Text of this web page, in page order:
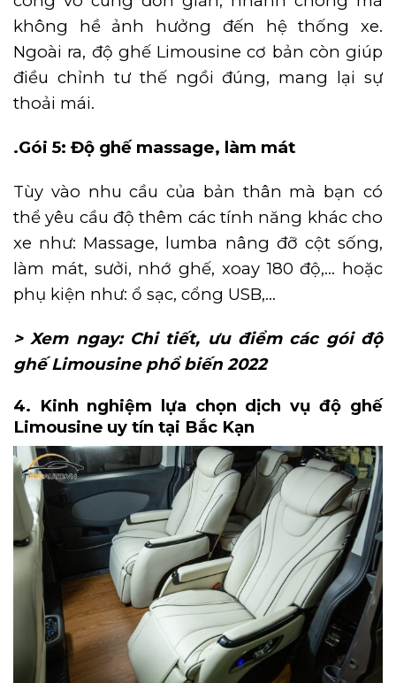
không hề ảnh hưởng đến hệ thống xe.
Ngoài ra, độ ghế Limousine cơ bản còn giúp
điều chỉnh tư thế ngồi đúng, mang lại sự
thoải mái.
.Gói 5: Độ ghế massage, làm mát
Tùy vào nhu cầu của bản thân mà bạn có
thể yêu cầu độ thêm các tính năng khác cho
xe như: Massage, lumba nâng đỡ cột sống,
làm mát, sưởi, nhớ ghế, xoay 180 độ,… hoặc
phụ kiện như: ổ sạc, cổng USB,…
> Xem ngay: Chi tiết, ưu điểm các gói độ
ghế Limousine phổ biến 2022
4. Kinh nghiệm lựa chọn dịch vụ độ ghế
Limousine uy tín tại Bắc Kạn